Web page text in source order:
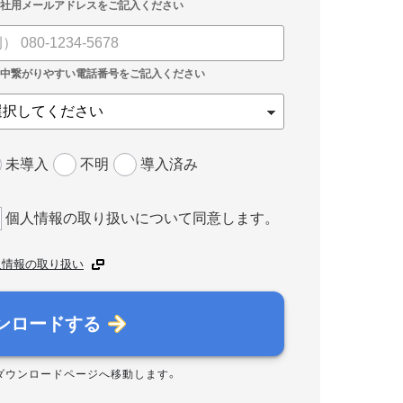
未導入 不明 導入済み
個人情報の取り扱いについて同意します。
報の取り扱い
ロードする
ウンロードページへ移動します。